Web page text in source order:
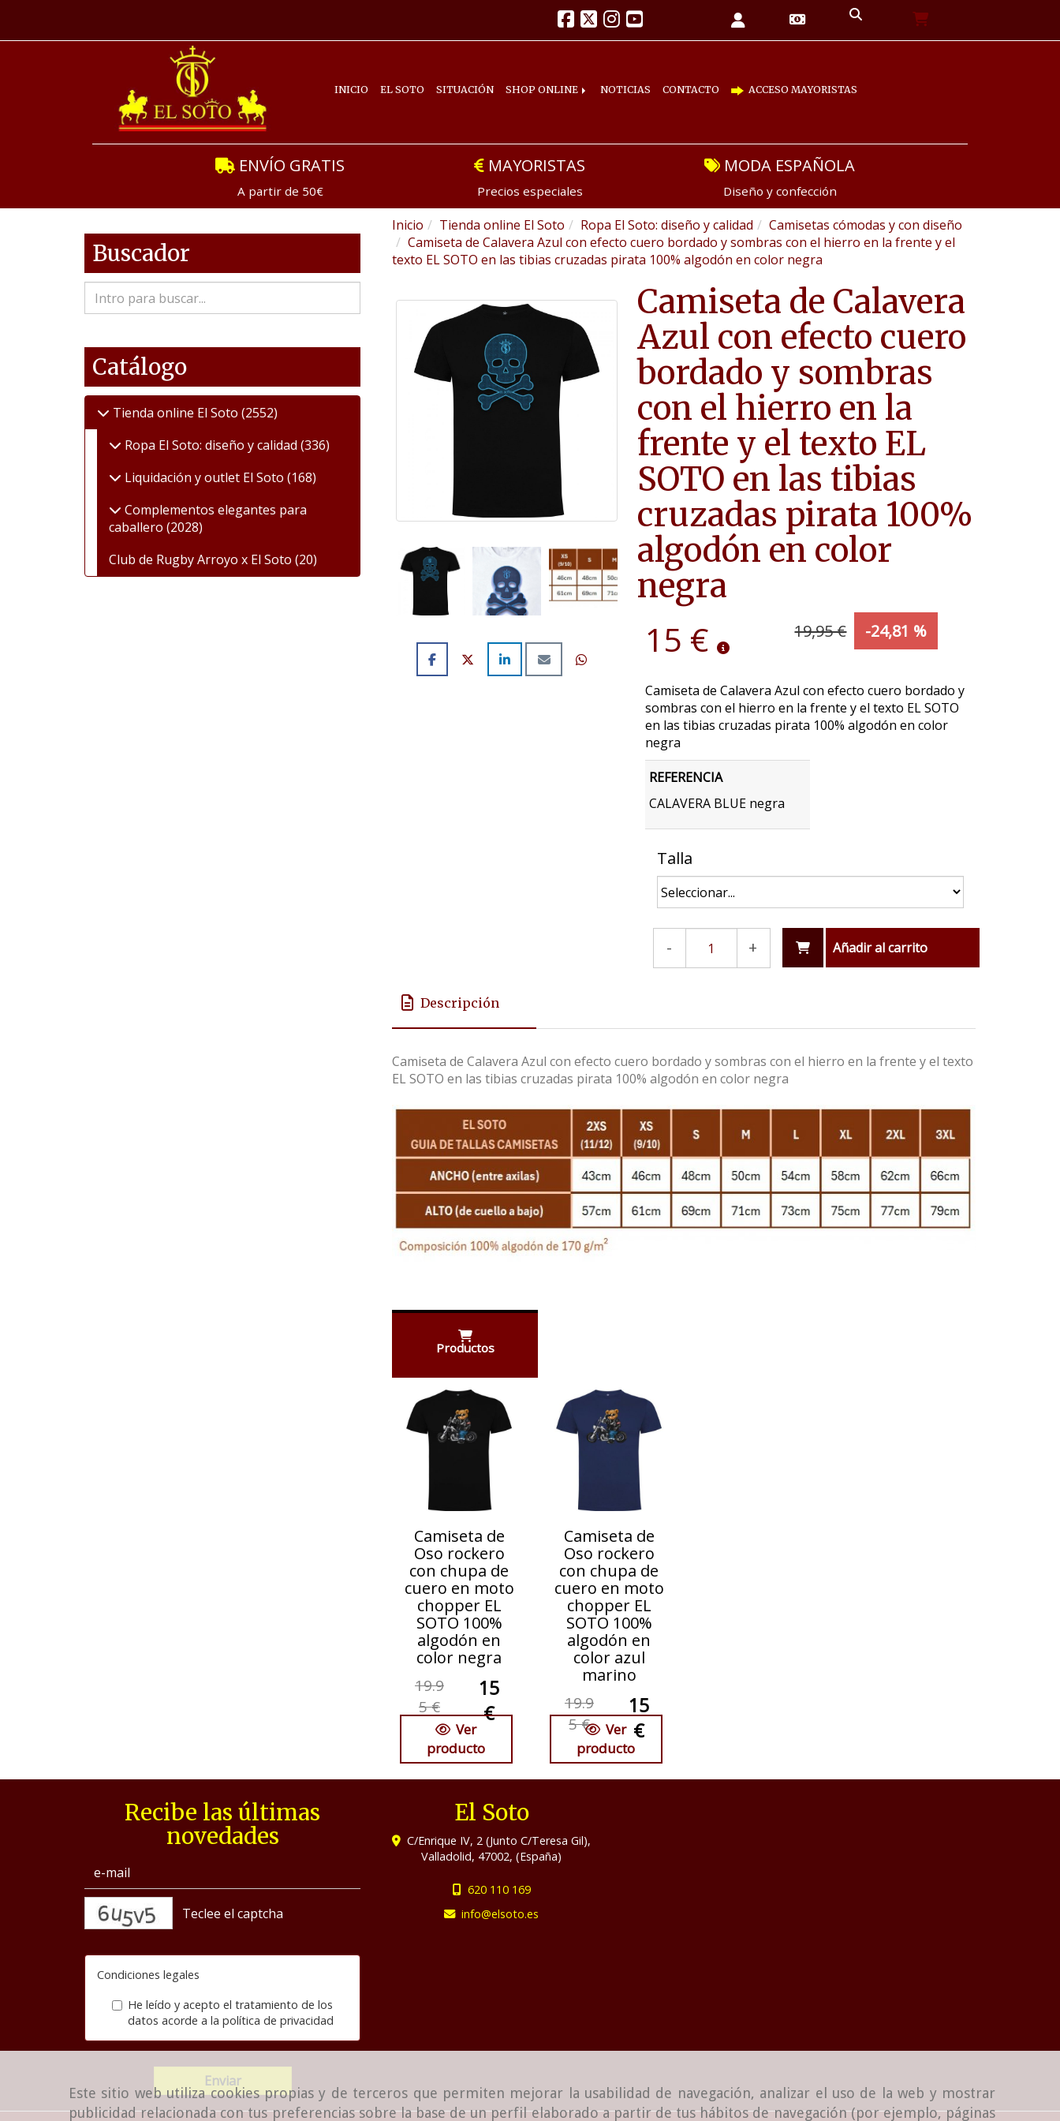
Este sitio web utiliza cookies propias y de terceros que permiten mejorar la usabilidad de navegación, analizar el uso de la web y mostrar
publicidad relacionada con tus preferencias sobre la base de un perfil elaborado a partir de tus hábitos de navegación (por ejemplo, páginas
INICIO EL SOTO SITUACIÓN SHOP ONLINE NOTICIAS CONTACTO ACCESO MAYORISTAS
ENVÍO GRATIS
A partir de 50€
MAYORISTAS
Precios especiales
MODA ESPAÑOLA
Diseño y confección
Inicio Tienda online El Soto Ropa El Soto: diseño y calidad
Camisetas cómodas y con diseño
Camiseta de Calavera Azul con efecto cuero bordado y sombras con el hierro en la frente y el
texto EL SOTO en las tibias cruzadas pirata 100% algodón en color negra
Camiseta de Calavera
Azul con efecto cuero
bordado y sombras
con el hierro en la
frente y el texto EL
SOTO en las tibias
cruzadas pirata 100%
algodón en color
negra
15 € 19,95 € -24,81 %
Camiseta de Calavera Azul con efecto cuero bordado y
sombras con el hierro en la frente y el texto EL SOTO
en las tibias cruzadas pirata 100% algodón en color
negra
REFERENCIA
CALAVERA BLUE negra
Talla
- + Añadir al carrito
Descripción
Camiseta de Calavera Azul con efecto cuero bordado y sombras con el hierro en la frente y el texto
EL SOTO en las tibias cruzadas pirata 100% algodón en color negra
Productos
Camiseta de
Oso rockero
con chupa de
cuero en moto
chopper EL
SOTO 100%
algodón en
color negra
19.9
5 €
15
€
Ver
producto
Camiseta de
Oso rockero
con chupa de
cuero en moto
chopper EL
SOTO 100%
algodón en
color azul
marino
19.9
5 €
15
€
Ver
producto
Buscador
Catálogo
Tienda online El Soto (2552)
Ropa El Soto: diseño y calidad (336)
Liquidación y outlet El Soto (168)
Complementos elegantes para
caballero (2028)
Club de Rugby Arroyo x El Soto (20)
Recibe las últimas
novedades
Condiciones legales
He leído y acepto el tratamiento de los
datos acorde a la política de privacidad
Enviar
El Soto
C/Enrique IV, 2 (Junto C/Teresa Gil),
Valladolid, 47002,(España)
620 110 169
info
elsoto.es